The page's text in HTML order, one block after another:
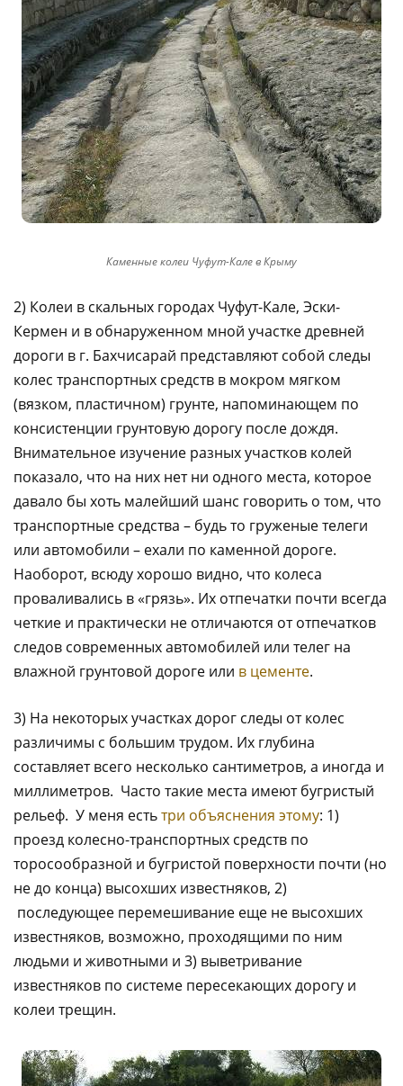
Каменные колеи Чуфут-Кале в Крыму
2) Колеи в скальных городах Чуфут-Кале, Эски-
Кермен и в обнаруженном мной участке древней
дороги в г. Бахчисарай представляют собой следы
колес транспортных средств в мокром мягком
(вязком, пластичном) грунте, напоминающем по
консистенции грунтовую дорогу после дождя.
Внимательное изучение разных участков колей
показало, что на них нет ни одного места, которое
давало бы хоть малейший шанс говорить о том, что
транспортные средства – будь то груженые телеги
или автомобили – ехали по каменной дороге.
Наоборот, всюду хорошо видно, что колеса
проваливались в «грязь». Их отпечатки почти всегда
четкие и практически не отличаются от отпечатков
следов современных автомобилей или телег на
влажной грунтовой дороге или в цементе.
3) На некоторых участках дорог следы от колес
различимы с большим трудом. Их глубина
составляет всего несколько сантиметров, а иногда и
миллиметров. Часто такие места имеют бугристый
рельеф. У меня естьтри объяснения этому: 1)
проезд колесно-транспортных средств по
торосообразной и бугристой поверхности почти (но
не до конца) высохших известняков, 2)
последующее перемешивание еще не высохших
известняков, возможно, проходящими по ним
людьми и животными и 3) выветривание
известняков по системе пересекающих дорогу и
колеи трещин.